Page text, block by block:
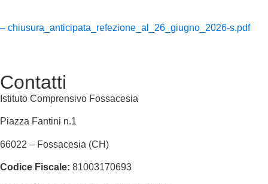
– chiusura_anticipata_refezione_al_26_giugno_2026-s.pdf
Contatti
Istituto Comprensivo Fossacesia
Piazza Fantini n.1
66022 – Fossacesia (CH)
Codice Fiscale: 81003170693